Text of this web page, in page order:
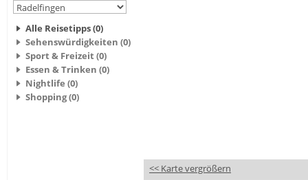
Alle Reisetipps (0)
Sehenswürdigkeiten (0)
Sport & Freizeit (0)
Essen & Trinken (0)
Nightlife (0)
Shopping (0)
<< Karte vergrößern